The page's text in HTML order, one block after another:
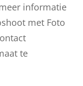
informatie
met Foto
te